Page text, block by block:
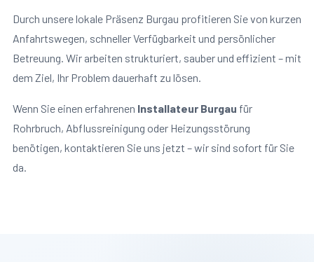
Durch unsere lokale Präsenz Burgau profitieren Sie von kurzen
Anfahrtswegen, schneller Verfügbarkeit und persönlicher
Betreuung. Wir arbeiten strukturiert, sauber und effizient – mit
dem Ziel, Ihr Problem dauerhaft zu lösen.
Wenn Sie einen erfahrenen Installateur Burgau für
Rohrbruch, Abflussreinigung oder Heizungsstörung
benötigen, kontaktieren Sie uns jetzt – wir sind sofort für Sie
da.